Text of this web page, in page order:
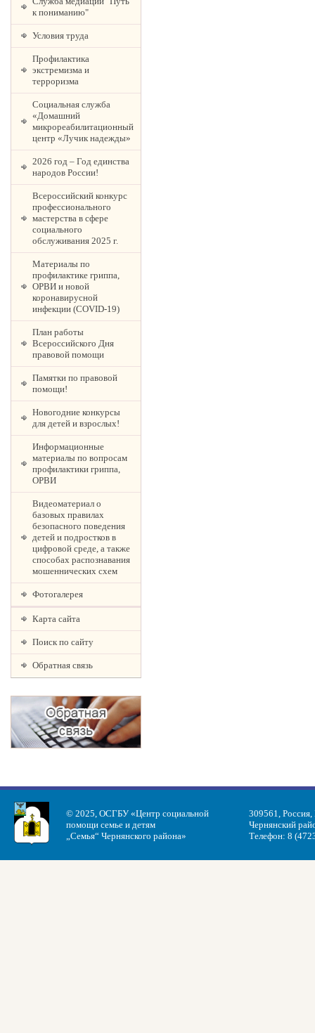
к пониманию"
Условия труда
Профилактика
экстремизма и
терроризма
Социальная служба
«Домашний
микрореабилитационный
центр «Лучик надежды»
2026 год – Год единства
народов России!
Всероссийский конкурс
профессионального
мастерства в сфере
социального
обслуживания 2025 г.
Материалы по
профилактике гриппа,
ОРВИ и новой
коронавирусной
инфекции (COVID-19)
План работы
Всероссийского Дня
правовой помощи
Памятки по правовой
помощи!
Новогодние конкурсы
для детей и взрослых!
Информационные
материалы по вопросам
профилактики гриппа,
ОРВИ
Видеоматериал о
базовых правилах
безопасного поведения
детей и подростков в
цифровой среде, а также
способах распознавания
мошеннических схем
Фотогалерея
Карта сайта
Поиск по сайту
Обратная связь
© 2025, ОСГБУ «Центр социальной
помощи семье и детям
„Семья“ Чернянского района»
309561, Россия,
Чернянский
Телефон: 8